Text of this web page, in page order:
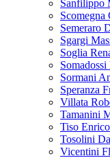
Sanfilippo
Scomegna
Semeraro
Sgargi
Soglia
Sormani
Speranza
Villata
Tamanini
Tiso Enrico
Tosolini
Vicentini